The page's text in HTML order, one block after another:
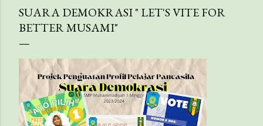
SUARA DEMOKRASI " LET'S VITE FOR
BETTER MUSAMI"